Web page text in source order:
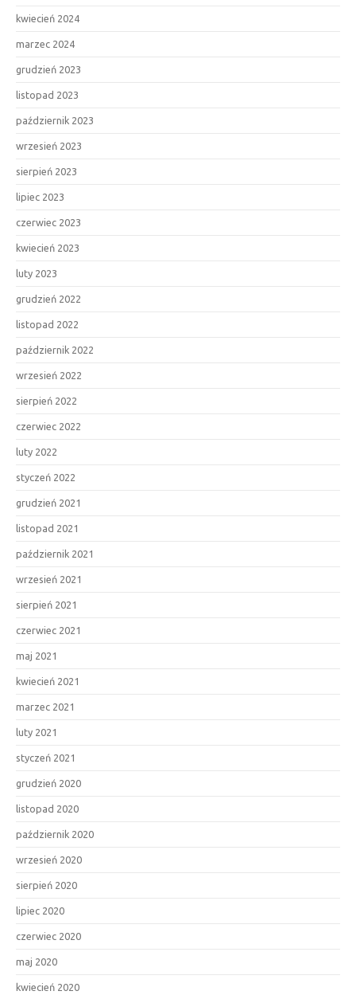
kwiecień 2024
marzec 2024
grudzień 2023
listopad 2023
październik 2023
wrzesień 2023
sierpień 2023
lipiec 2023
czerwiec 2023
kwiecień 2023
luty 2023
grudzień 2022
listopad 2022
październik 2022
wrzesień 2022
sierpień 2022
czerwiec 2022
luty 2022
styczeń 2022
grudzień 2021
listopad 2021
październik 2021
wrzesień 2021
sierpień 2021
czerwiec 2021
maj 2021
kwiecień 2021
marzec 2021
luty 2021
styczeń 2021
grudzień 2020
listopad 2020
październik 2020
wrzesień 2020
sierpień 2020
lipiec 2020
czerwiec 2020
maj 2020
kwiecień 2020